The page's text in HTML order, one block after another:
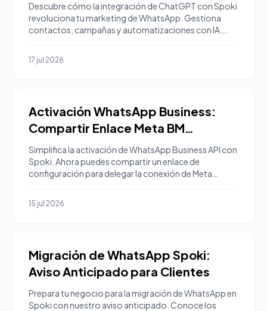
Descubre cómo la integración de ChatGPT con Spoki
revoluciona tu marketing de WhatsApp. Gestiona
contactos, campañas y automatizaciones con IA.
17 jul 2026
Activación WhatsApp Business:
Compartir Enlace Meta BM
(v18.21.11
Simplifica la activación de WhatsApp Business API con
Spoki. Ahora puedes compartir un enlace de
configuración para delegar la conexión de Meta
15 jul 2026
Migración de WhatsApp Spoki:
Aviso Anticipado para Clientes
Prepara tu negocio para la migración de WhatsApp en
Spoki con nuestro aviso anticipado. Conoce los